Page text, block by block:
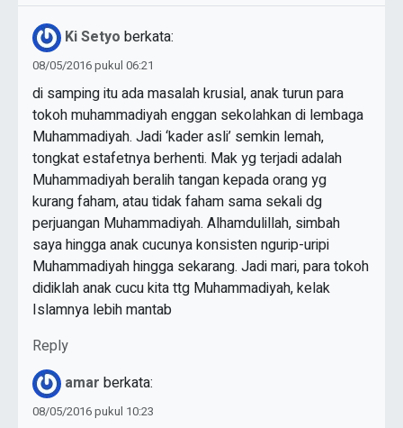
Ki Setyo berkata:
08/05/2016 pukul 06:21
di samping itu ada masalah krusial, anak turun para
tokoh muhammadiyah enggan sekolahkan di lembaga
Muhammadiyah. Jadi ‘kader asli’ semkin lemah,
tongkat estafetnya berhenti. Mak yg terjadi adalah
Muhammadiyah beralih tangan kepada orang yg
kurang faham, atau tidak faham sama sekali dg
perjuangan Muhammadiyah. Alhamdulillah, simbah
saya hingga anak cucunya konsisten ngurip-uripi
Muhammadiyah hingga sekarang. Jadi mari, para tokoh
didiklah anak cucu kita ttg Muhammadiyah, kelak
Islamnya lebih mantab
Reply
amar berkata:
08/05/2016 pukul 10:23